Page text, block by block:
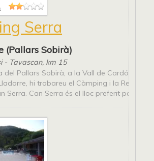
Serra
(Pallars Sobirà)
- Tavascan, km 15
del Pallars Sobirà, a la Vall de Cardós i
hi trobareu el Càmping i la
Serra. Can Serra és el lloc preferit pels...